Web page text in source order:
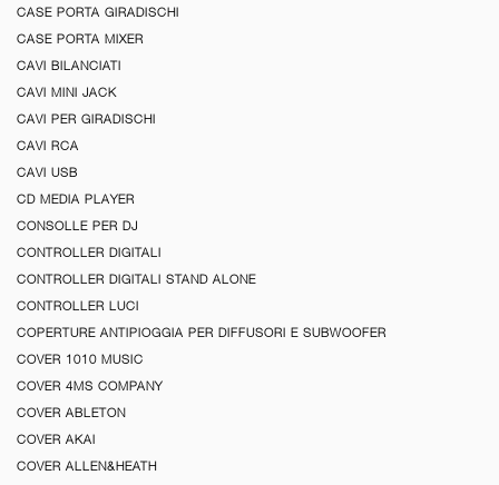
CASE PORTA GIRADISCHI
CASE PORTA MIXER
CAVI BILANCIATI
CAVI MINI JACK
CAVI PER GIRADISCHI
CAVI RCA
CAVI USB
CD MEDIA PLAYER
CONSOLLE PER DJ
CONTROLLER DIGITALI
CONTROLLER DIGITALI STAND ALONE
CONTROLLER LUCI
COPERTURE ANTIPIOGGIA PER DIFFUSORI E SUBWOOFER
COVER 1010 MUSIC
COVER 4MS COMPANY
COVER ABLETON
COVER AKAI
COVER ALLEN&HEATH